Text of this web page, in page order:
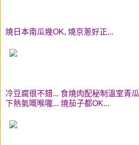
燒日本南瓜幾OK, 燒京蔥好正...
冷豆腐很不錯... 食燒肉配秘制溫室青
下熱氣嘅喉嚨... 燒茄子都OK...